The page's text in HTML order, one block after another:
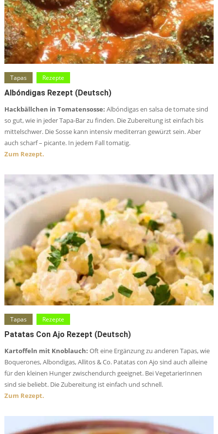
Tapas Rezepte
Albóndigas Rezept (deutsch)
Hackbällchen in Tomatensosse: Albóndigas en salsa de tomate sind
so gut, wie in jeder Tapa-Bar zu finden. Die Zubereitung ist einfach bis
mittelschwer. Die Sosse kann intensiv mediterran gewürzt sein. Aber
auch scharf – picante. In jedem Fall tomatig.
Zum Rezept.
Tapas Rezepte
Patatas Con Ajo Rezept (deutsch)
Kartoffeln mit Knoblauch: Oft eine Ergänzung zu anderen Tapas, wie
Boquerones, Albondigas, Allitos & Co. Patatas con Ajo sind auch alleine
für den kleinen Hunger zwischendurch geeignet. Bei VegetarierInnen
sind sie beliebt. Die Zubereitung ist einfach und schnell.
Zum Rezept.